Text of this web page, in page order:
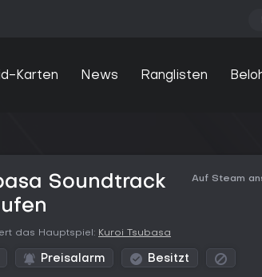
Karten News Ranglisten
Soundtrack
Auf Steam
das Hauptspiel: Kuroi Tsubasa
Preisalarm Besitzt